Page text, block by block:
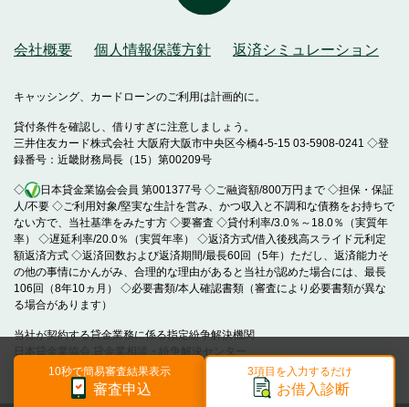
審査申込
10秒で簡易審査結果表示
お借入診断
3項目を入力するだけ
会社概要 個人情報保護方針 返済シミュレーション
キャッシング、カードローンのご利用は計画的に。
貸付条件を確認し、借りすぎに注意しましょう。
三井住友カード株式会社 大阪府大阪市中央区今橋4-5-15 03-5908-0241 ◇登
録番号：近畿財務局長（15）第00209号
◇
日本貸金業協会会員 第001377号 ◇ご融資額/800万円まで ◇担保・保証
人/不要 ◇ご利用対象/堅実な生計を営み、かつ収入と不調和な債務をお持ちで
ない方で、当社基準をみたす方 ◇要審査 ◇貸付利率/3.0％～18.0％（実質年
率） ◇遅延利率/20.0％（実質年率） ◇返済方式/借入後残高スライド元利定
額返済方式 ◇返済回数および返済期間/最長60回（5年）ただし、返済能力そ
の他の事情にかんがみ、合理的な理由があると当社が認めた場合には、最長
106回（8年10ヵ月） ◇必要書類/本人確認書類（審査により必要書類が異な
る場合があります）
当社が契約する貸金業務に係る指定紛争解決機関
日本貸金業協会 貸金業相談・紛争解決センター
Copyright(C)Sumitomo Mitsui Card Co.,Ltd.